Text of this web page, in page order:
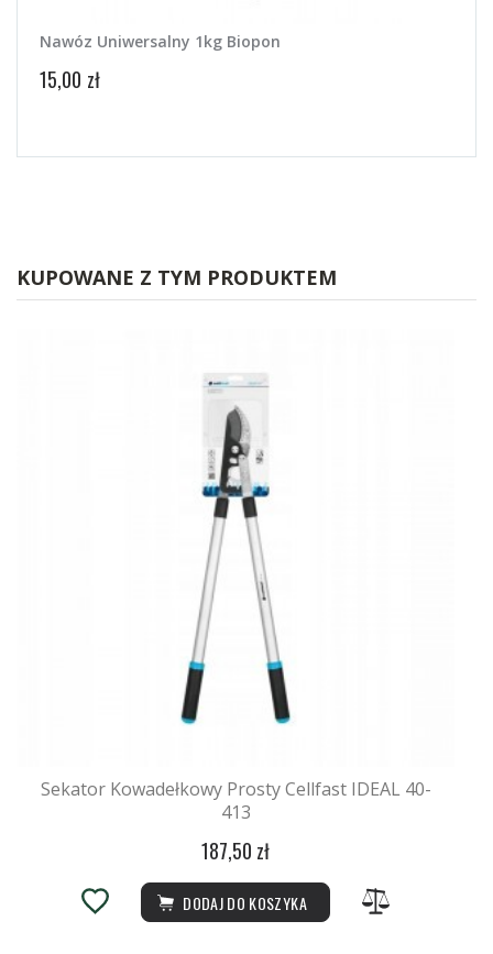
Nawóz Uniwersalny 1kg Biopon
15,00 zł
KUPOWANE Z TYM PRODUKTEM
Sekator Kowadełkowy Prosty Cellfast IDEAL 40-
413
187,50 zł
DODAJ DO KOSZYKA